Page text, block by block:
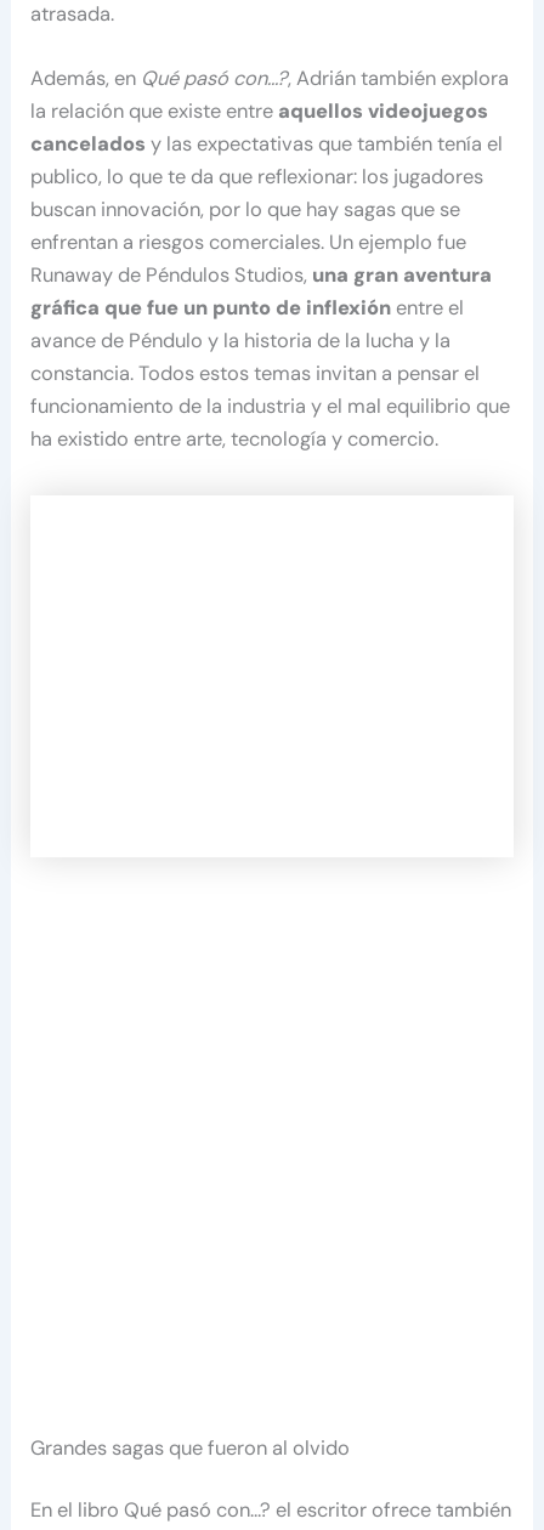
atrasada.
Además, en Qué pasó con…?, Adrián también explora
la relación que existe entre aquellos videojuegos
canceladosy las expectativas que también tenía el
publico, lo que te da que reflexionar: los jugadores
buscan innovación, por lo que hay sagas que se
enfrentan a riesgos comerciales. Un ejemplo fue
Runaway de Péndulos Studios, una gran aventura
gráfica que fue un punto de inflexión entre el
avance de Péndulo y la historia de la lucha y la
constancia. Todos estos temas invitan a pensar el
funcionamiento de la industria y el mal equilibrio que
ha existido entre arte, tecnología y comercio.
Grandes sagas que fueron al olvido
En el libro Qué pasó con…? el escritor ofrece también